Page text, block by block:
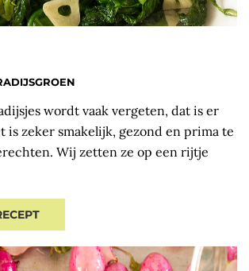
wordt vaak vergeten, dat is er
is zeker smakelijk, gezond en prima te
Wij zetten ze op een rijtje